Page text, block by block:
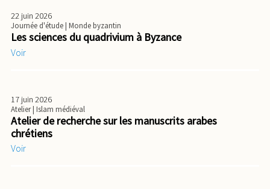
22 juin 2026
Journée d'étude| Monde byzantin
Les sciences du quadrivium à Byzance
Voir
17 juin 2026
Atelier| Islam médiéval
Atelier de recherche sur les manuscrits arabes
chrétiens
Voir